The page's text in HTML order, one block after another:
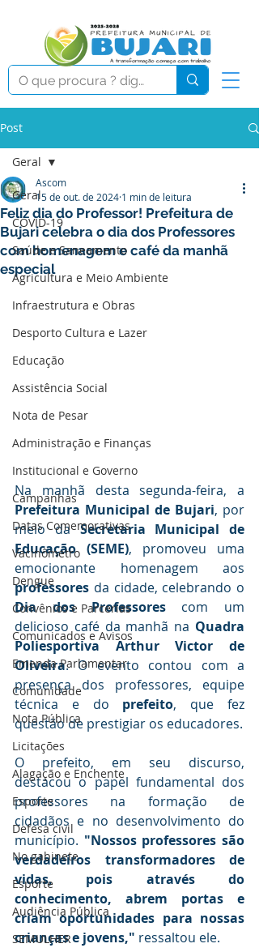
Post
Geral
COVID-19
Saúde e Saneamento
Agricultura e Meio Ambiente
Infraestrutura e Obras
Desporto Cultura e Lazer
Educação
Assistência Social
Nota de Pesar
Administração e Finanças
Institucional e Governo
Campanhas
Datas Comemorativas
Vacinômetro
Dengue
Convênios e Parcerias
Comunicados e Avisos
Emenda Parlamentar
Comunidade
Nota Pública
Licitações
Alagação e Enchente
Esporte
Defesa civil
No gabinete
Esporte
Audiência Pública
SEMULHER
Geral
Feliz dia do Professor! Prefeitura de
Bujari celebra o dia dos Professores
com homenagem e café da manhã
especial
Ascom
15 de out. de 2024 1 min de leitura
Prefeitura Municipal de Bujari, por
meio da Secretaria Municipal de
Educação (SEME), promoveu uma
professores
Dia dos Professores com um
delicioso café da manhã na Quadra
Poliesportiva Arthur Victor de
Oliveira. O evento contou com a
presença dos professores, equipe
técnica e do prefeito, que fez
questão de prestigiar os educadores.
O prefeito, em seu discurso,
destacou o papel fundamental dos
professores na formação de
cidadãos e no desenvolvimento do
município. "Nossos professores são
verdadeiros transformadores de
vidas, pois através do
conhecimento, abrem portas e
criam oportunidades para nossas
crianças e jovens," ressaltou ele.